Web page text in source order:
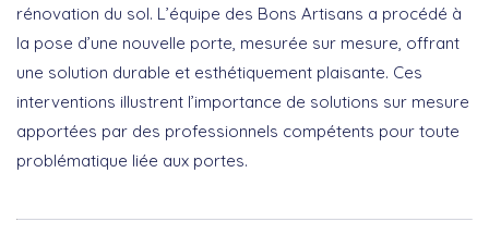
rénovation du sol. L’équipe des Bons Artisans a procédé à
la pose d’une nouvelle porte, mesurée sur mesure, offrant
une solution durable et esthétiquement plaisante. Ces
interventions illustrent l’importance de solutions sur mesure
apportées par des professionnels compétents pour toute
problématique liée aux portes.